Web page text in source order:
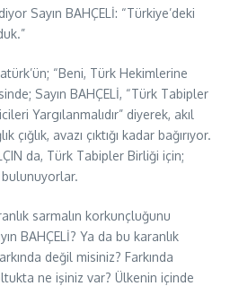
Sayın BAHÇELİ: “Türkiye’deki
“Beni, Türk Hekimlerine
Sayın BAHÇELİ, “Türk Tabipler
Yargılanmalıdır” diyerek, akıl
çığlık, avazı çıktığı kadar bağırıyor.
da, Türk Tabipler Birliği için;
bulunuyorlar.
sarmalın korkunçluğunu
BAHÇELİ? Ya da bu karanlık
değil misiniz? Farkında
ne işiniz var? Ülkenin içinde